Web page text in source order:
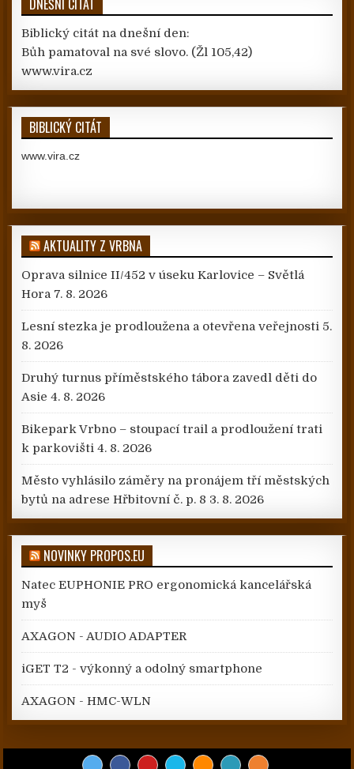
DNEŠNÍ CITÁT
Biblický citát na dnešní den:
Bůh pamatoval na své slovo. (Žl 105,42)
www.vira.cz
BIBLICKÝ CITÁT
www.vira.cz
AKTUALITY Z VRBNA
Oprava silnice II/452 v úseku Karlovice – Světlá
Hora 7. 8. 2026
Lesní stezka je prodloužena a otevřena veřejnosti 5.
8. 2026
Druhý turnus příměstského tábora zavedl děti do
Asie 4. 8. 2026
Bikepark Vrbno – stoupací trail a prodloužení trati
k parkovišti 4. 8. 2026
Město vyhlásilo záměry na pronájem tří městských
bytů na adrese Hřbitovní č. p. 8 3. 8. 2026
NOVINKY PROPOS.EU
Natec EUPHONIE PRO ergonomická kancelářská
myš
AXAGON - AUDIO ADAPTER
iGET T2 - výkonný a odolný smartphone
AXAGON - HMC-WLN